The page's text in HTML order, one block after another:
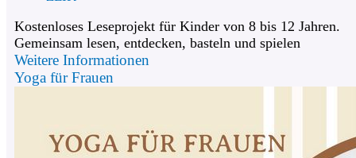
Kostenloses Leseprojekt für Kinder von 8 bis 12 Jahren.
Gemeinsam lesen, entdecken, basteln und spielen
Weitere Informationen
Yoga für Frauen